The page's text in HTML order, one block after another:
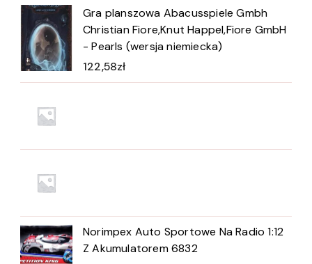
Gra planszowa Abacusspiele Gmbh
Christian Fiore,Knut Happel,Fiore GmbH
- Pearls (wersja niemiecka)
122,58zł
Norimpex Auto Sportowe Na Radio 1:12
Z Akumulatorem 6832